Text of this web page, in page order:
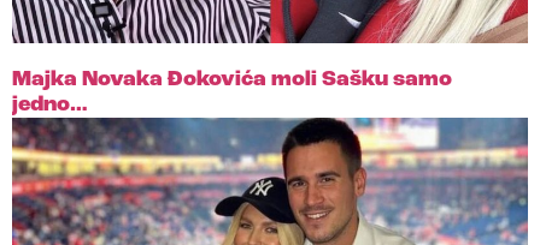
Majka Novaka Đokovića moli Sašku samo
jedno…